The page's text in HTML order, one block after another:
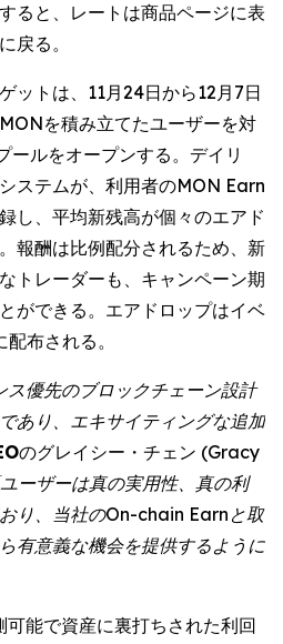
ると、レートは商品ページに表
戻る。
ットは、11月24日から12月7日
を積み立てたユーザーを対
ルをオープンする。デイリ
ステムが、利用者のMON Earn
し、平均新残高が個々のエアド
報酬は比例配分されるため、新
トレーダーも、キャンペーン期
ができる。エアドロップはイベ
布される。
ス優先のブロックチェーン設計
あり、エキサイティングな追加
のグレイシー・チェン (Gracy
ユーザーは真の実用性、真の利
り、当社のOn-chain Earnと取
有意義な機会を提供するように
能で資産に裏打ちされた利回